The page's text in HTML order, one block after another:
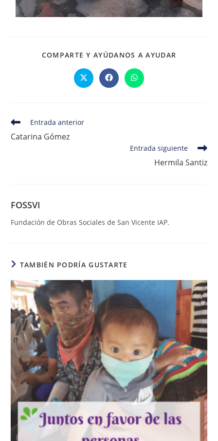
COMPARTE Y AYÚDANOS A AYUDAR
Entrada anterior
Catarina Gómez
Entrada siguiente
Hermila Santiz
FOSSVI
Fundación de Obras Sociales de San Vicente IAP.
TAMBIÉN PODRÍA GUSTARTE